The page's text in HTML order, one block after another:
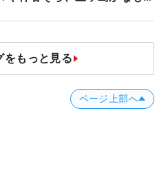
をもっと見る
ページ上部へ